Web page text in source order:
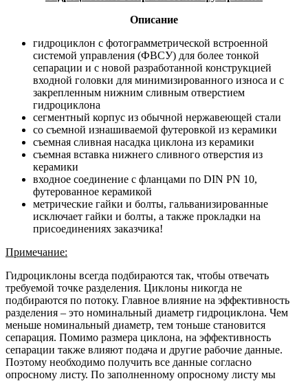
Описание
гидроциклон с фотограмметрической встроенной
системой управления (ФВСУ) для более тонкой
сепарации и с новой разработанной конструкцией
входной головки для минимизированного износа и с
закрепленным нижним сливным отверстием
гидроциклона
сегментный корпус из обычной нержавеющей стали
со съемной изнашиваемой футеровкой из керамики
съемная сливная насадка циклона из керамики
съемная вставка нижнего сливного отверстия из
керамики
входное соединение с фланцами по DIN PN 10,
футерованное керамикой
метрические гайки и болты, гальванизированные
исключает гайки и болты, а также прокладки на
присоединениях заказчика!
Примечание:
Гидроциклоны всегда подбираются так, чтобы отвечать
требуемой точке разделения. Циклоны никогда не
подбираются по потоку. Главное влияние на эффективность
разделения – это номинальный диаметр гидроциклона. Чем
меньше номинальный диаметр, тем тоньше становится
сепарация. Помимо размера циклона, на эффективность
сепарации также влияют подача и другие рабочие данные.
Поэтому необходимо получить все данные согласно
опросному листу. По заполненному опросному листу мы